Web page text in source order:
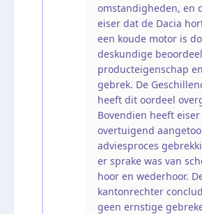
omstandigheden, en
eiser dat de Dacia
een koude motor is
deskundige
producteigenschap
gebrek. De
heeft dit oordeel
Bovendien heeft
overtuigend
adviesproces
er sprake was van
hoor en wederhoor.
kantonrechter
geen ernstige